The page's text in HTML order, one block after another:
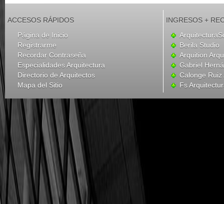
ACCESOS RÁPIDOS
Página de Inicio
Registrarme
Recordar Contraseña
Especialidades Arquitectura
Directorio de Arquitectos
Mapa del Sitio
INGRESOS +
Berila Studio
Arquition
Gabriel
Calonge Ruiz
Fs